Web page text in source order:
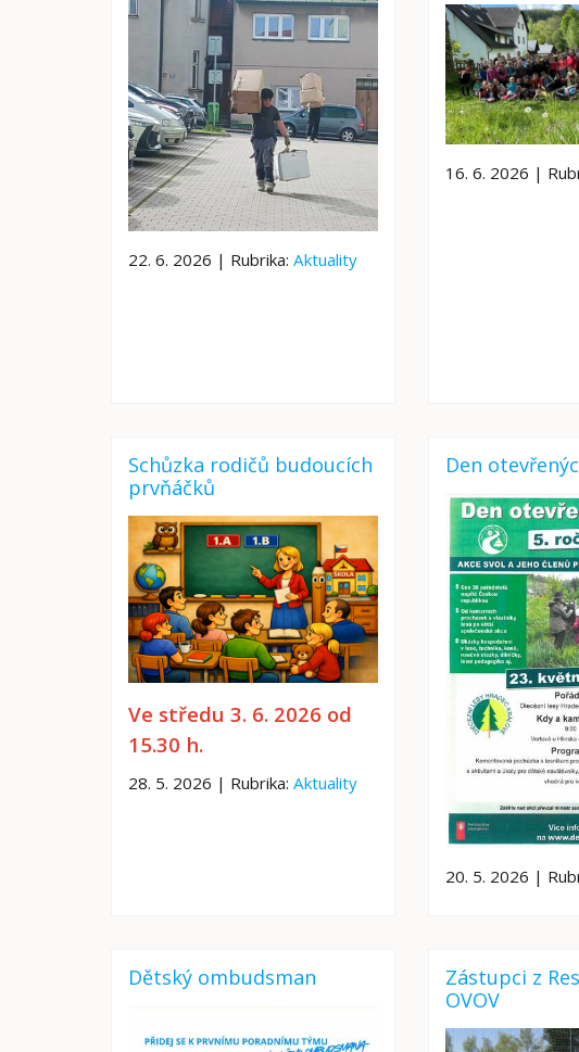
22. 6. 2026 | Rubrika: Aktuality
16. 6. 2026 |
Schůzka rodičů budoucích
prvňáčků
Ve středu 3. 6. 2026 od
15.30 h.
28. 5. 2026 | Rubrika: Aktuality
Den
20. 5. 2026 |
Dětský ombudsman
Zástupci z
OVOV